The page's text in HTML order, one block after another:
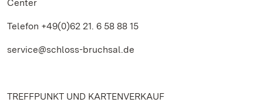
Center
Telefon +49(0)62 21. 6 58 88 15
service@schloss-bruchsal.de
TREFFPUNKT UND KARTENVERKAUF